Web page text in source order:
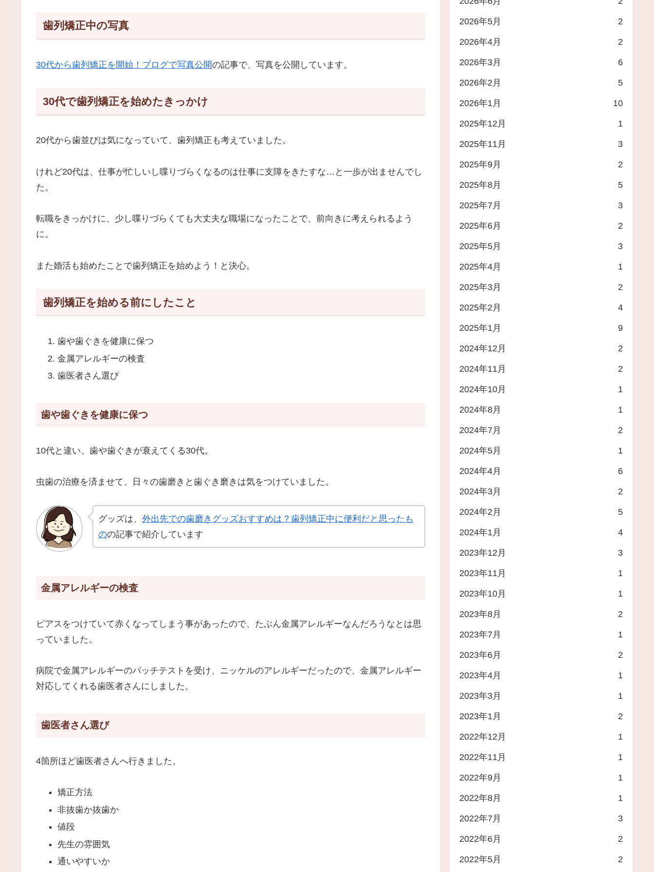
歯列矯正中の写真
30代から歯列矯正を開始！ブログで写真公開の記事で、写真を公開しています。
30代で歯列矯正を始めたきっかけ
20代から歯並びは気になっていて、歯列矯正も考えていました。
けれど20代は、仕事が忙しいし喋りづらくなるのは仕事に支障をきたすな…と一歩が出ませんでし
た。
転職をきっかけに、少し喋りづらくても大丈夫な職場になったことで、前向きに考えられるよう
に。
また婚活も始めたことで歯列矯正を始めよう！と決心。
歯列矯正を始める前にしたこと
歯や歯ぐきを健康に保つ
金属アレルギーの検査
歯医者さん選び
歯や歯ぐきを健康に保つ
10代と違い、歯や歯ぐきが衰えてくる30代。
虫歯の治療を済ませて、日々の歯磨きと歯ぐき磨きは気をつけていました。
グッズは、 外出先での歯磨きグッズおすすめは？歯列矯正中に便利だと思ったも
のの記事で紹介しています
金属アレルギーの検査
ピアスをつけていて赤くなってしまう事があったので、たぶん金属アレルギーなんだろうなとは思
っていました。
病院で金属アレルギーのパッチテストを受け、ニッケルのアレルギーだったので、金属アレルギー
対応してくれる歯医者さんにしました。
歯医者さん選び
4箇所ほど歯医者さんへ行きました。
矯正方法
非抜歯か抜歯か
値段
先生の雰囲気
通いやすいか
2026年5月 2
2026年4月 2
2026年3月 6
2026年2月 5
2026年1月 10
2025年12月 1
2025年11月 3
2025年9月 2
2025年8月 5
2025年7月 3
2025年6月 2
2025年5月 3
2025年4月 1
2025年3月 2
2025年2月 4
2025年1月 9
2024年12月 2
2024年11月 2
2024年10月 1
2024年8月 1
2024年7月 2
2024年5月 1
2024年4月 6
2024年3月 2
2024年2月 5
2024年1月 4
2023年12月 3
2023年11月 1
2023年10月 1
2023年8月 2
2023年7月 1
2023年6月 2
2023年4月 1
2023年3月 1
2023年1月 2
2022年12月 1
2022年11月 1
2022年9月 1
2022年8月 1
2022年7月 3
2022年6月 2
2022年5月 2